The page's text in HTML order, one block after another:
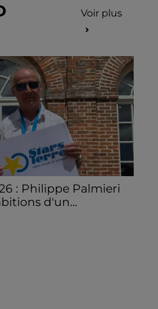
Voir plus
: Philippe Palmieri
d'un...
de la première
organisée du 18 au 20